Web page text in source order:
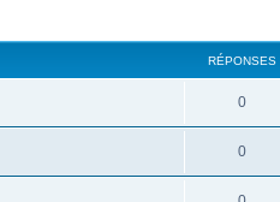
RÉPONSES
0
0